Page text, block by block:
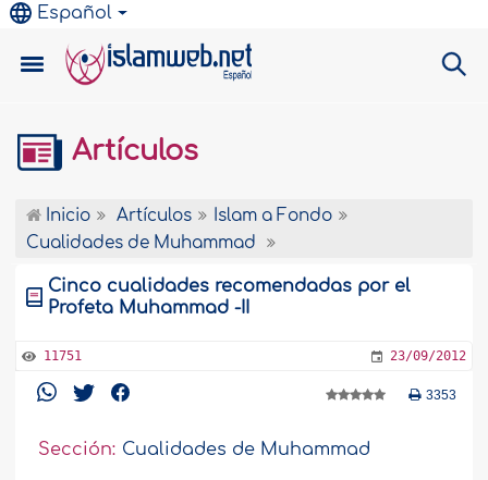
Español
Artículos
Inicio Artículos
Islam a Fondo
Cualidades de Muhammad
Cinco cualidades recomendadas por el
Profeta Muhammad -II
11751 23/09/2012
3353
Sección: Cualidades de Muhammad